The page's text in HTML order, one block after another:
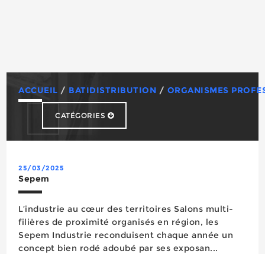
ACCUEIL / BATIDISTRIBUTION / ORGANISMES
CATÉGORIES
Capeb
25/03/2025
Sepem
L’industrie au cœur des territoires Salons multi-
filières de proximité organisés en région, les
Sepem Industrie reconduisent chaque année un
concept bien rodé adoubé par ses exposan...